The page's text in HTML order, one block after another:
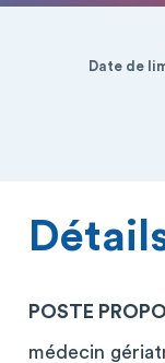
Date de
POSTE
médecin